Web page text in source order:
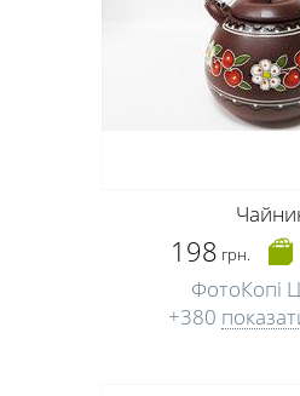
198 грн.
ФотоКопі
+380